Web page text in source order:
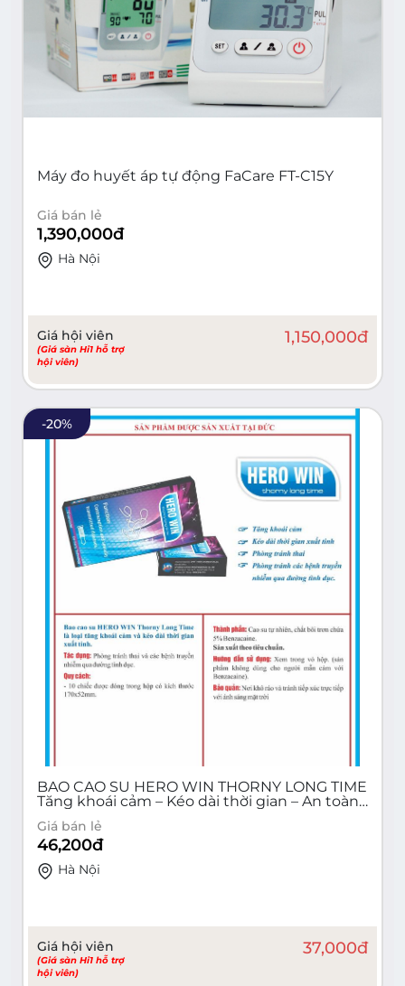
Máy đo huyết áp tự động FaCare FT-C15Y
Giá bán lẻ
1,390,000đ
Hà Nội
Giá hội viên
(Giá sàn Hi1 hỗ trợ
hội viên)
1,150,000đ
-20%
BAO CAO SU HERO WIN THORNY LONG TIME
Tăng khoái cảm – Kéo dài thời gian – An toàn
Giá bán lẻ
46,200đ
Hà Nội
Giá hội viên
(Giá sàn Hi1 hỗ trợ
hội viên)
37,000đ